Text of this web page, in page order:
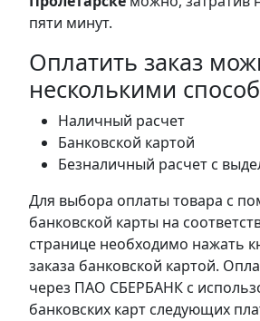
пяти минут.
Оплатить заказ
несколькими
Наличный расчет
Банковской картой
Безналичный расчет с
Для выбора оплаты товара с
банковской карты на
странице необходимо нажать
заказа банковской картой.
через ПАО СБЕРБАНК с
банковских карт следующих